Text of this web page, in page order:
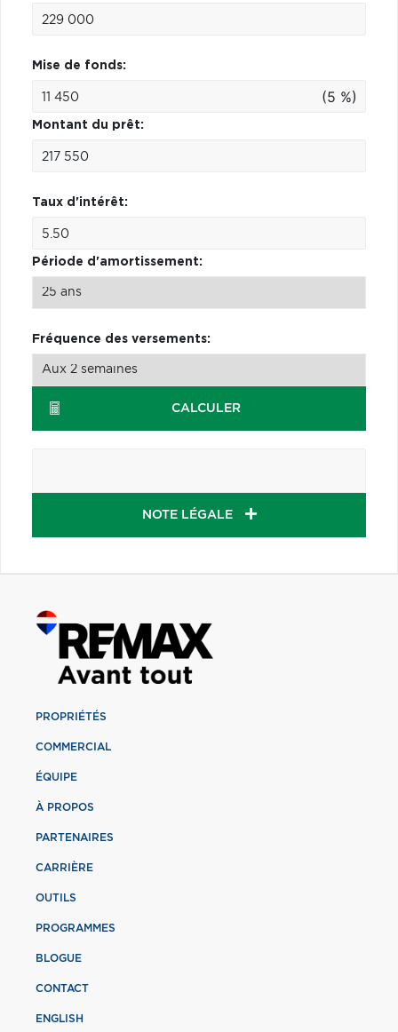
Mise de fonds:
(5 %)
Montant du prêt:
Taux d'intérêt:
Période d'amortissement:
Fréquence des versements:
CALCULER
NOTE LÉGALE
PROPRIÉTÉS
COMMERCIAL
ÉQUIPE
À PROPOS
PARTENAIRES
CARRIÈRE
OUTILS
PROGRAMMES
BLOGUE
CONTACT
ENGLISH